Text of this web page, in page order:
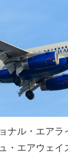
ナル・エア
・エアウェイ